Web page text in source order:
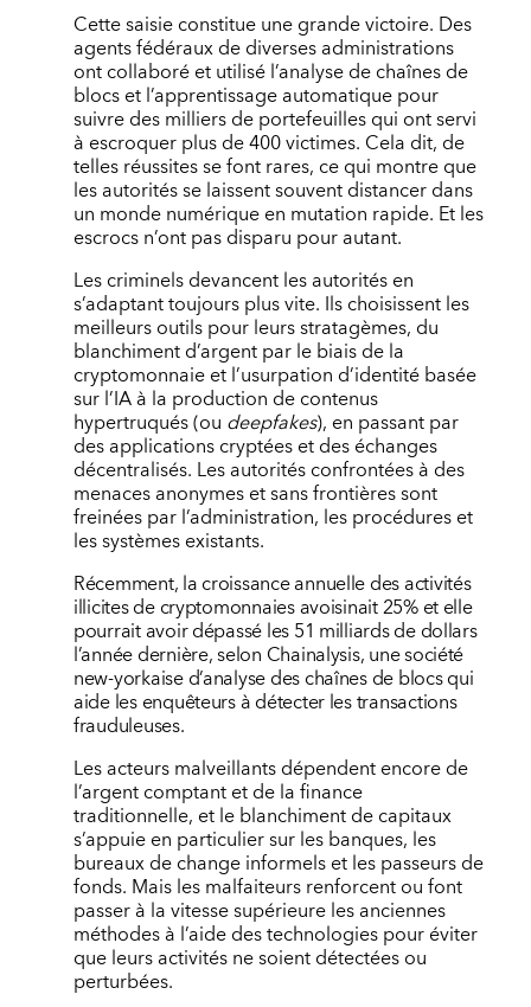
Cette saisie constitue une grande victoire. Des
agents fédéraux de diverses administrations
ont collaboré et utilisé l’analyse de chaînes de
blocs et l’apprentissage automatique pour
suivre des milliers de portefeuilles qui ont servi
à escroquer plus de 400 victimes. Cela dit, de
telles réussites se font rares, ce qui montre que
les autorités se laissent souvent distancer dans
un monde numérique en mutation rapide. Et les
escrocs n’ont pas disparu pour autant.
Les criminels devancent les autorités en
s’adaptant toujours plus vite. Ils choisissent les
meilleurs outils pour leurs stratagèmes, du
blanchiment d’argent par le biais de la
cryptomonnaie et l’usurpation d’identité basée
sur l’IA à la production de contenus
hypertruqués (ou deepfakes), en passant par
des applications cryptées et des échanges
décentralisés. Les autorités confrontées à des
menaces anonymes et sans frontières sont
freinées par l’administration, les procédures et
les systèmes existants.
Récemment, la croissance annuelle des activités
illicites de cryptomonnaies avoisinait 25% et elle
pourrait avoir dépassé les 51 milliards de dollars
l’année dernière, selon Chainalysis, une société
new-yorkaise d’analyse des chaînes de blocs qui
aide les enquêteurs à détecter les transactions
frauduleuses.
Les acteurs malveillants dépendent encore de
l’argent comptant et de la finance
traditionnelle, et le blanchiment de capitaux
s’appuie en particulier sur les banques, les
bureaux de change informels et les passeurs de
fonds. Mais les malfaiteurs renforcent ou font
passer à la vitesse supérieure les anciennes
méthodes à l’aide des technologies pour éviter
que leurs activités ne soient détectées ou
perturbées.